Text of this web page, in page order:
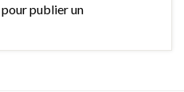
pour publier un